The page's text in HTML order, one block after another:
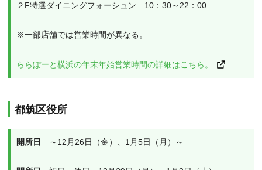
２F特選ダイニングフォーシュン　10：30～22：00
※一部店舗では営業時間が異なる。
ららぽーと横浜の年末年始営業時間の詳細はこちら。
都筑区役所
開所日 ～12月26日（金）、1月5日（月）～